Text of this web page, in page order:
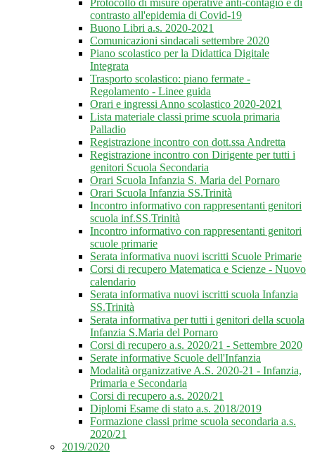
Protocollo di misure operative anti-contagio e di
contrasto all'epidemia di Covid-19
Buono Libri a.s. 2020-2021
Comunicazioni sindacali settembre 2020
Piano scolastico per la Didattica Digitale
Integrata
Trasporto scolastico: piano fermate -
Regolamento - Linee guida
Orari e ingressi Anno scolastico 2020-2021
Lista materiale classi prime scuola primaria
Palladio
Registrazione incontro con dott.ssa Andretta
Registrazione incontro con Dirigente per tutti i
genitori Scuola Secondaria
Orari Scuola Infanzia S. Maria del Pornaro
Orari Scuola Infanzia SS.Trinità
Incontro informativo con rappresentanti genitori
scuola inf.SS.Trinità
Incontro informativo con rappresentanti genitori
scuole primarie
Serata informativa nuovi iscritti Scuole Primarie
Corsi di recupero Matematica e Scienze - Nuovo
calendario
Serata informativa nuovi iscritti scuola Infanzia
SS.Trinità
Serata informativa per tutti i genitori della scuola
Infanzia S.Maria del Pornaro
Corsi di recupero a.s. 2020/21 - Settembre 2020
Serate informative Scuole dell'Infanzia
Modalità organizzative A.S. 2020-21 - Infanzia,
Primaria e Secondaria
Corsi di recupero a.s. 2020/21
Diplomi Esame di stato a.s. 2018/2019
Formazione classi prime scuola secondaria a.s.
2020/21
2019/2020